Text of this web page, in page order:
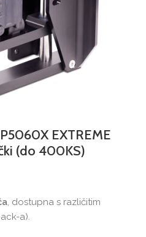
EXTREME
(do 400KS)
, dostupna s različitim
a).